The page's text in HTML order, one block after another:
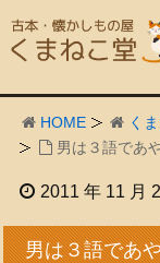
HOME く
男は３語であ
2011 年 11 月
男は３語であ